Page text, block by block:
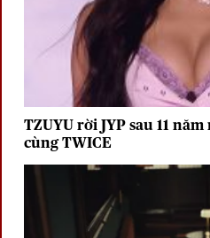
TZUYU rời JYP sau 11
cùng TWICE